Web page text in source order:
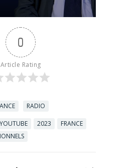
africains,
sont la
Mais elles
sont ...
0
Article Rating
RADIO
YOUTUBE 2023
FRANCE